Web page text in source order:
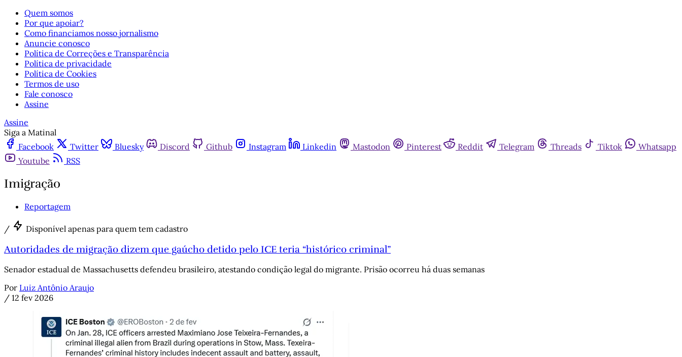
Quem somos
Por que apoiar?
Como financiamos nosso jornalismo
Anuncie conosco
Política de Correções e Transparência
Política de privacidade
Política de Cookies
Termos de uso
Fale conosco
Assine
Assine
Siga a Matinal
Facebook
Twitter Bluesky Discord Github Instagram Linkedin Mastodon Pinterest Reddit Telegram Threads Tiktok
Whatsapp
Youtube
RSS
Imigração
Reportagem
/ Disponível apenas para quem tem cadastro
Autoridades de migração dizem que gaúcho detido pelo ICE teria “histórico criminal”
Senador estadual de Massachusetts defendeu brasileiro, atestando condição legal do migrante. Prisão ocorreu há duas semanas
Por Luiz Antônio Araujo
/ 12 fev 2026